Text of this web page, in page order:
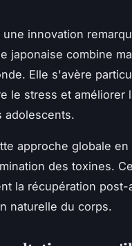
innovation
japonaise combine
Elle s'avère
le stress et améliorer
adolescents.
approche globale
des toxines.
la récupération
naturelle du corps.